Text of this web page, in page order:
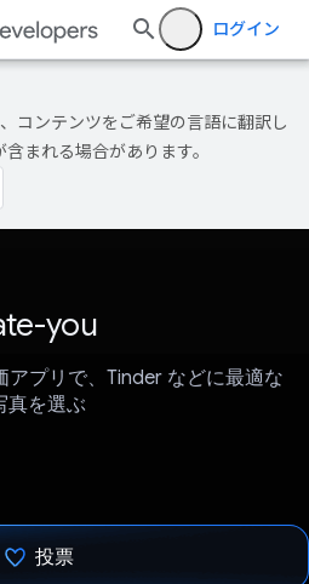
ログイン
コンテンツをご希望の言語に翻訳し
まれる場合があります。
you
アプリで、Tinder などに最適な
真を選ぶ
投票